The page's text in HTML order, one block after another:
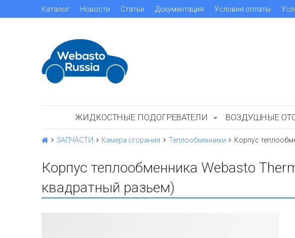
Каталог Новости Статьи Документация Условия оплаты
ЖИДКОСТНЫЕ ПОДОГРЕВАТЕЛИ ВОЗДУШНЫЕ
ЗАПЧАСТИ Камера сгорания Теплообменники Корпус
Корпус теплообменника Webasto
квадратный разьем)